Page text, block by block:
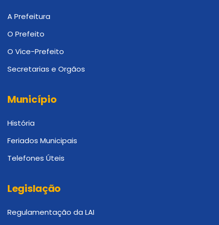
A Prefeitura
O Prefeito
O Vice-Prefeito
Secretarias e Orgãos
Município
História
Feriados Municipais
Telefones Úteis
Legislação
Regulamentação da LAI